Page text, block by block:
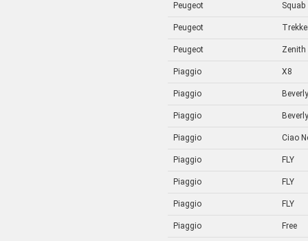
Peugeot Squab
Peugeot
Peugeot Zenith
Piaggio X8
Piaggio Beverly
Piaggio Beverly
Piaggio Ciao
Piaggio FLY
Piaggio FLY
Piaggio FLY
Piaggio Free